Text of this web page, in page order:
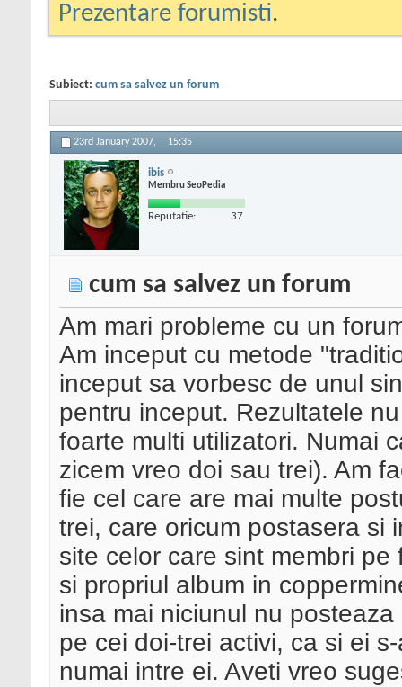
Prezentare forumisti.
Subiect: cum sa salvez un forum
23rd January 2007, 15:35
ibis
Membru SeoPedia
Reputatie: 37
cum sa salvez un forum
Am mari probleme cu un
Am inceput cu metode
inceput sa vorbesc de unul
pentru inceput. Rezultatele
foarte multi utilizatori. Numai
zicem vreo doi sau trei). Am
fie cel care are mai multe
trei, care oricum postasera si
site celor care sint membri
si propriul album in
insa mai niciunul nu
pe cei doi-trei activi, ca si ei
numai intre ei. Aveti vreo